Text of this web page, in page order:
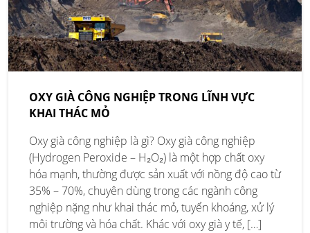
OXY GIÀ CÔNG NGHIỆP TRONG LĨNH VỰC
KHAI THÁC MỎ
Oxy già công nghiệp là gì? Oxy già công nghiệp
(Hydrogen Peroxide – H₂O₂) là một hợp chất oxy
hóa mạnh, thường được sản xuất với nồng độ cao từ
35% – 70%, chuyên dùng trong các ngành công
nghiệp nặng như khai thác mỏ, tuyển khoáng, xử lý
môi trường và hóa chất. Khác với oxy già y tế, […]